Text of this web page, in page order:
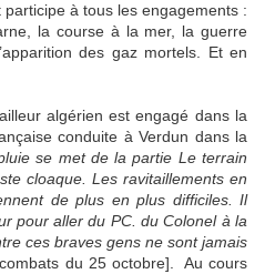
à tous les engagements :
la course à la mer, la guerre
des gaz mortels. Et en
algérien est engagé dans la
conduite à Verdun dans la
se met de la partie Le terrain
cloaque. Les ravitaillements en
de plus en plus difficiles. Il
pour aller du PC. du Colonel à la
ces braves gens ne sont jamais
combats du 25 octobre]. Au cours